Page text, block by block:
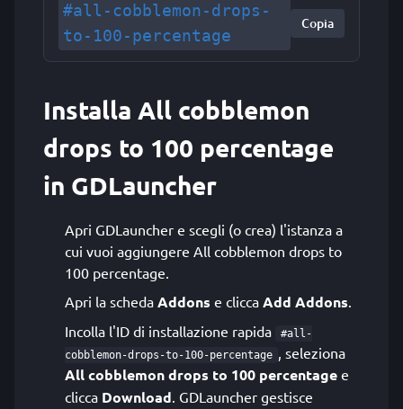
#all-cobblemon-drops-
to-100-percentage
Copia
Installa All cobblemon
drops to 100 percentage
in GDLauncher
Apri GDLauncher e scegli (o crea) l'istanza a
cui vuoi aggiungere All cobblemon drops to
100 percentage.
Apri la scheda Addons e clicca Add Addons.
Incolla l'ID di installazione rapida
#all-
cobblemon-drops-to-100-percentage , seleziona
All cobblemon drops to 100 percentage e
clicca Download. GDLauncher gestisce